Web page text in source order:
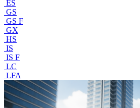
ES
GS
GS F
GX
HS
IS
IS F
LC
LFA